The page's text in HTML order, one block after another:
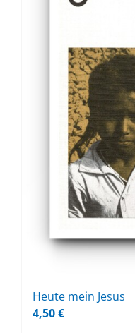
Heu­te mein Je­sus
4,50€